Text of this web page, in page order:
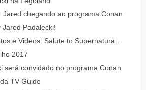
Jared chegando ao programa Conan
Jared Padalecki!
e Videos: Salute to Supernatura...
2017
será convidado no programa Conan
TV Guide